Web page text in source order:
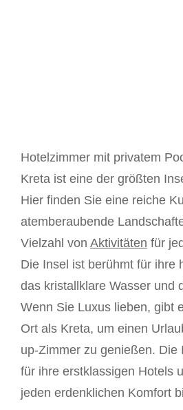
Hotelzimmer mit privatem
Kreta ist eine der größten
Hier finden Sie eine reiche
atemberaubende
Vielzahl von Aktivitäten für
Die Insel ist berühmt für ihre
das kristallklare Wasser und
Wenn Sie Luxus lieben, gibt
Ort als Kreta, um einen
up-Zimmer zu genießen. Die
für ihre erstklassigen Hotels
jeden erdenklichen Komfort